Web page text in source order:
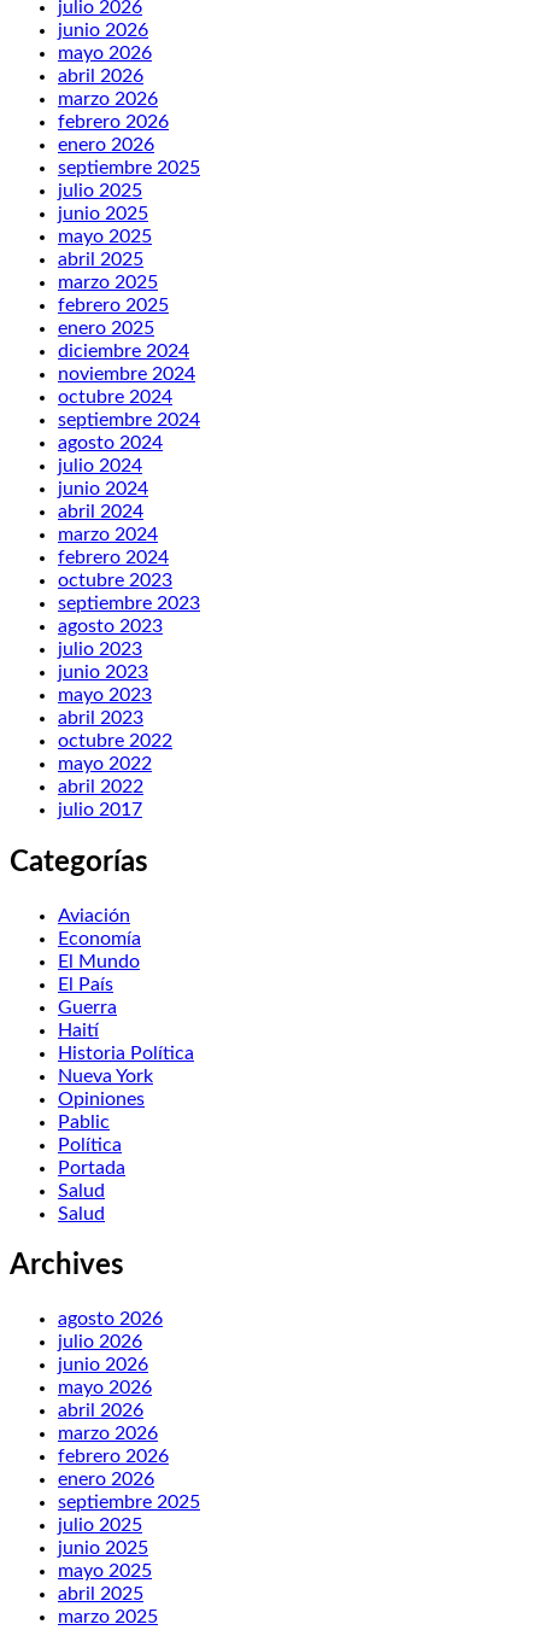
julio 2026
junio 2026
mayo 2026
abril 2026
marzo 2026
febrero 2026
enero 2026
septiembre 2025
julio 2025
junio 2025
mayo 2025
abril 2025
marzo 2025
febrero 2025
enero 2025
diciembre 2024
noviembre 2024
octubre 2024
septiembre 2024
agosto 2024
julio 2024
junio 2024
abril 2024
marzo 2024
febrero 2024
octubre 2023
septiembre 2023
agosto 2023
julio 2023
junio 2023
mayo 2023
abril 2023
octubre 2022
mayo 2022
abril 2022
julio 2017
Categorías
Aviación
Economía
El Mundo
El País
Guerra
Haití
Historia Política
Nueva York
Opiniones
Pablic
Política
Portada
Salud
Salud
Archives
agosto 2026
julio 2026
junio 2026
mayo 2026
abril 2026
marzo 2026
febrero 2026
enero 2026
septiembre 2025
julio 2025
junio 2025
mayo 2025
abril 2025
marzo 2025